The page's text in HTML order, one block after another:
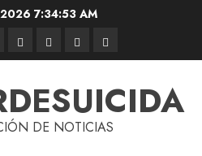
7:34:53 AM
DE NOTICIAS